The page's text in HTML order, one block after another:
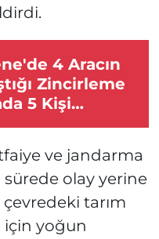
4 Aracın
Zincirleme
5 Kişi
ve jandarma
sürede olay yerine
tarım
için yoğun